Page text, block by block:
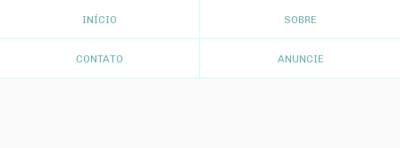
INÍCIO SOBRE
CONTATO ANUNCIE